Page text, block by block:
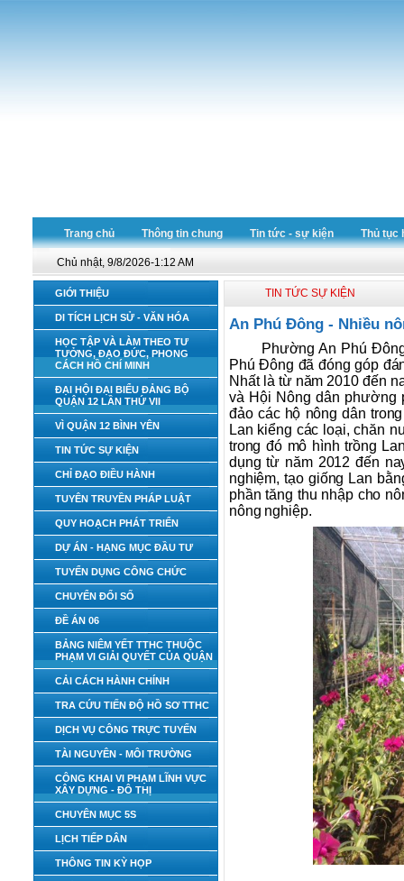
Trang chủ Thông tin chung Tin tức - sự kiện Thủ tục
Chủ nhật, 9/8/2026-1:12 AM
GIỚI THIỆU
DI TÍCH LỊCH SỬ - VĂN HÓA
HỌC TẬP VÀ LÀM THEO TƯ
TƯỞNG, ĐẠO ĐỨC, PHONG
CÁCH HỒ CHÍ MINH
ĐẠI HỘI ĐẠI BIỂU ĐẢNG BỘ
QUẬN 12 LẦN THỨ VII
VÌ QUẬN 12 BÌNH YÊN
TIN TỨC SỰ KIỆN
CHỈ ĐẠO ĐIỀU HÀNH
TUYÊN TRUYỀN PHÁP LUẬT
QUY HOẠCH PHÁT TRIỂN
DỰ ÁN - HẠNG MỤC ĐẦU TƯ
TUYỂN DỤNG CÔNG CHỨC
CHUYỂN ĐỔI SỐ
ĐỀ ÁN 06
BẢNG NIÊM YẾT TTHC THUỘC
PHẠM VI GIẢI QUYẾT CỦA QUẬN
CẢI CÁCH HÀNH CHÍNH
TRA CỨU TIẾN ĐỘ HỒ SƠ TTHC
DỊCH VỤ CÔNG TRỰC TUYẾN
TÀI NGUYÊN - MÔI TRƯỜNG
CÔNG KHAI VI PHẠM LĨNH VỰC
XÂY DỰNG - ĐÔ THỊ
CHUYÊN MỤC 5S
LỊCH TIẾP DÂN
THÔNG TIN KỲ HỌP
TIN TỨC SỰ KIỆN
An Phú Đông - Nhiều
Phường An Phú
Phú Đông đã đóng góp
Nhất là từ năm 2010 đến
và Hội Nông dân phường
đảo các hộ nông dân
Lan kiểng các loại, chăn
trong đó mô hình trồng
dụng từ năm 2012 đến
nghiệm, tạo giống Lan
phần tăng thu nhập cho
nông nghiệp.